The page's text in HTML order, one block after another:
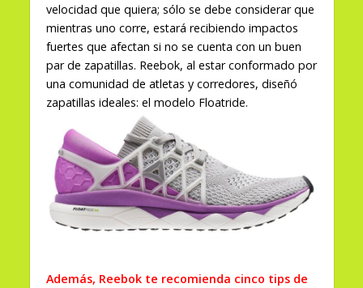
velocidad que quiera; sólo se debe considerar que
mientras uno corre, estará recibiendo impactos
fuertes que afectan si no se cuenta con un buen
par de zapatillas. Reebok, al estar conformado por
una comunidad de atletas y corredores, diseñó
zapatillas ideales: el modelo Floatride.
Además, Reebok te recomienda cinco tips de